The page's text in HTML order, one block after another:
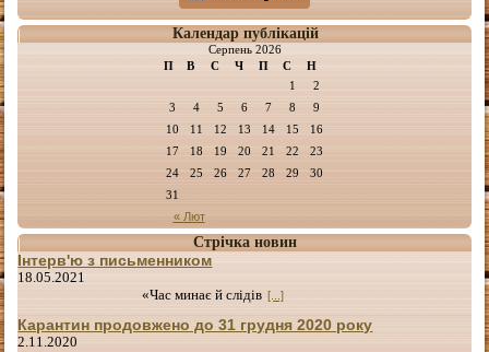
Календар публікацій
Серпень 2026
П
В С Ч П С Н
« Лют
1
2
3
4 5 6 7 8
9
10
11 12 13 14 15
16
17
18 19 20 21 22
23
24
25 26 27 28 29
30
31
Стрічка новин
Інтерв'ю з письменником
18.05.2021
«Час минає й слідів [...]
Карантин продовжено до 31 грудня 2020 року
2.11.2020